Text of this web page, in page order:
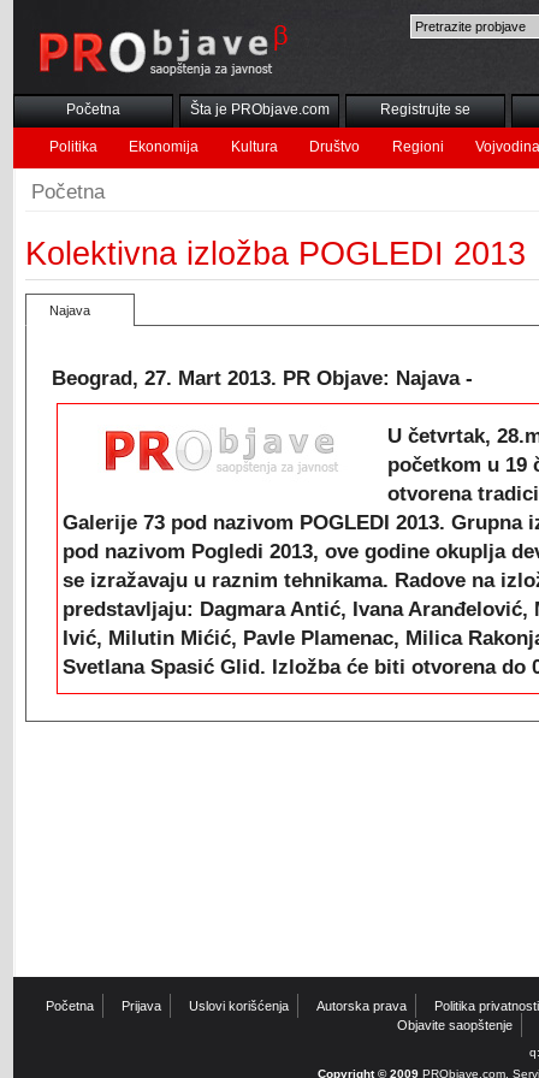
Početna Šta je PRObjave.com Registrujte se
Politika Ekonomija Kultura Društvo Regioni Vojvodina
Početna
Kolektivna izložba POGLEDI 2013
Najava
Beograd, 27. Mart 2013. PR Objave: Najava -
U četvrtak,
početkom u 19
otvorena
Galerije 73 pod nazivom POGLEDI 2013. Grupna
pod nazivom Pogledi 2013, ove godine okuplja
se izražavaju u raznim tehnikama. Radove na
predstavljaju: Dagmara Antić, Ivana Aranđelović,
Ivić, Milutin Mićić, Pavle Plamenac, Milica
Svetlana Spasić Glid. Izložba će biti otvorena do
Početna Prijava Uslovi korišćenja Autorska prava
Politika privatnosti
Objavite saopštenje
Copyright © 2009 PRObjave.com.